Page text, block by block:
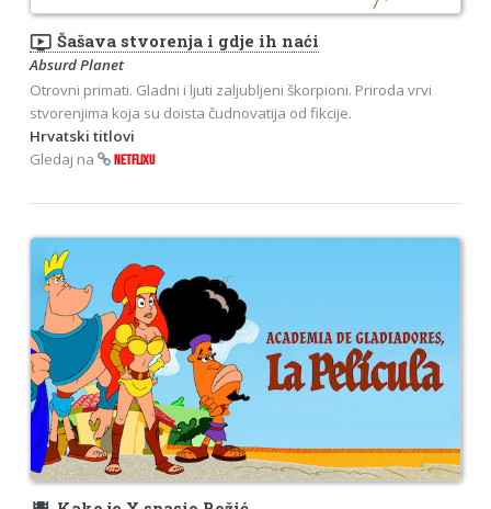
ondemand_video Šašava stvorenja i gdje ih naći
Absurd Planet
Otrovni primati. Gladni i ljuti zaljubljeni škorpioni. Priroda vrvi
stvorenjima koja su doista čudnovatija od fikcije.
Hrvatski titlovi
Gledaj na
NETFLIXU